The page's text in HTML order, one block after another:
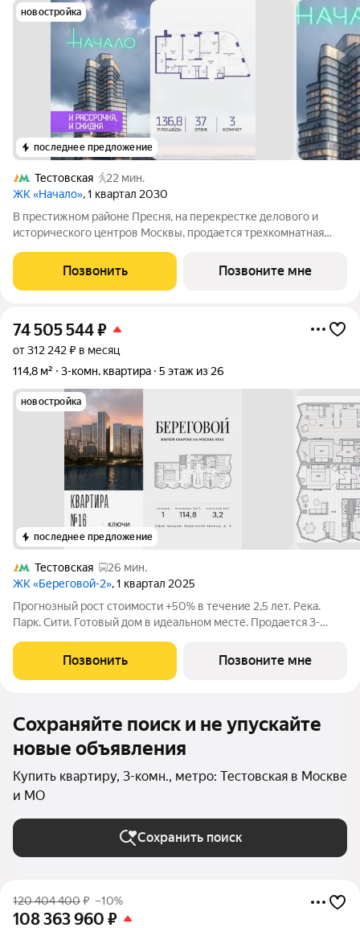
новостройка
последнее предложение
Тестовская
22 мин.
ЖК «Начало», 1 квартал 2030
В престижном районе Пресня, на перекрестке делового и
исторического центров Москвы, продается трехкомнатная
находится на 37 этаже 48-этажного дома, в новом элитном
жилом комплексе «Начало» от
Позвонить Позвоните мне
74 505 544₽
от 312 242 ₽ в месяц
114,8 м²
3-комн. квартира 5 этаж из 26
новостройка
последнее предложение
Тестовская
26 мин.
ЖК «Береговой-2», 1 квартал 2025
Прогнозный рост стоимости +50% в течение 2,5 лет. Река.
Парк. Сити. Готовый дом в идеальном месте. Продается 3-
и видом на закрытый парковый двор. Береговой - квартал-
курорт в центре столицы.
Позвонить Позвоните мне
Сохраняйте поиск и не упускайте
новые объявления
Купить квартиру, 3-комн., метро: Тестовская в Москве
и МО
Сохранить поиск
120 404 400₽ –10%
108 363 960 ₽